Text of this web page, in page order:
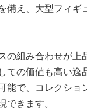
備え、大型フィギ
の組み合わせが上
ての価値も高い逸
能で、コレクショ
きます。